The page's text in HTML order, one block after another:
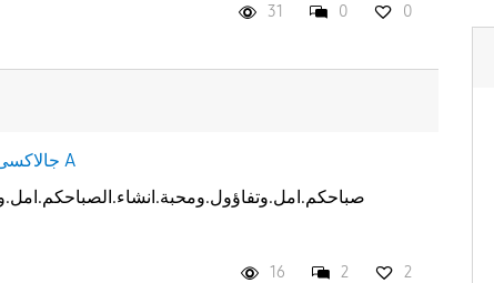
31 0 0
جالاكسى A
16 2 2